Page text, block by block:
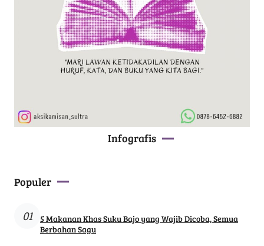
Infografis
Populer
01
5 Makanan Khas Suku Bajo yang Wajib Dicoba, Semua
Berbahan Sagu